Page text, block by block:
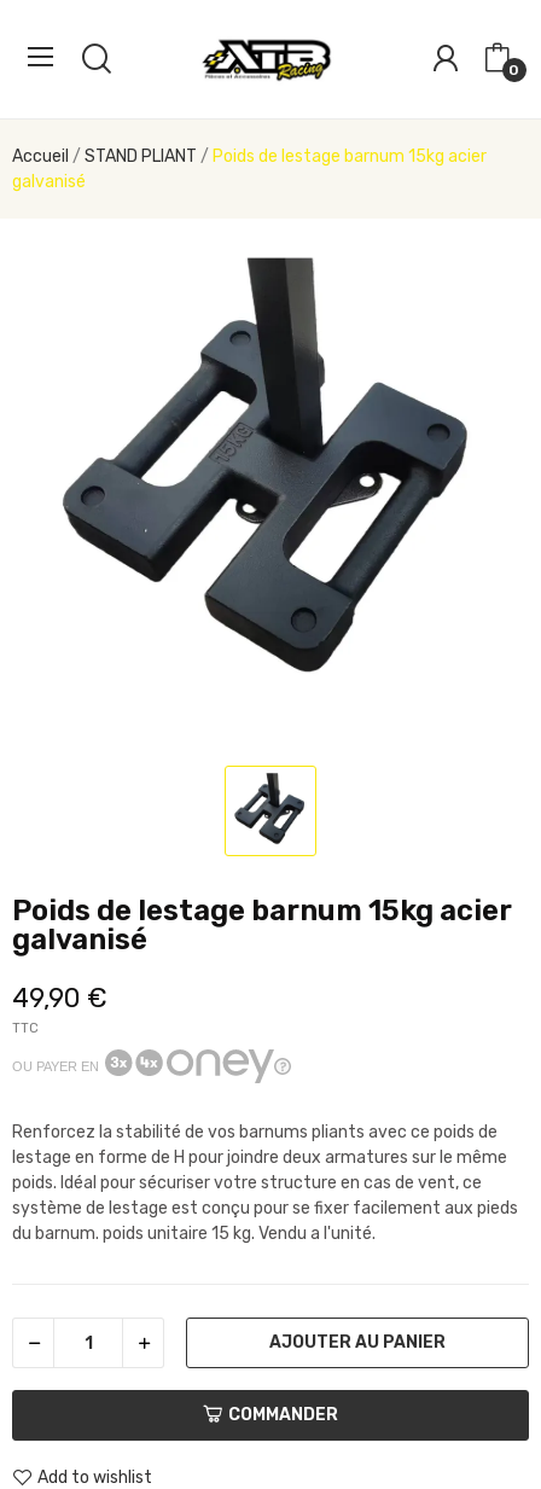
0
Accueil STAND PLIANT
Poids de lestage barnum 15kg acier
galvanisé
Poids de lestage barnum 15kg acier
galvanisé
49,90 €
TTC
OU PAYER EN
Renforcez la stabilité de vos barnums pliants avec ce poids de
lestage en forme de H pour joindre deux armatures sur le même
poids. Idéal pour sécuriser votre structure en cas de vent, ce
système de lestage est conçu pour se fixer facilement aux pieds
du barnum. poids unitaire 15 kg. Vendu a l'unité.
AJOUTER AU PANIER
COMMANDER
Add to wishlist